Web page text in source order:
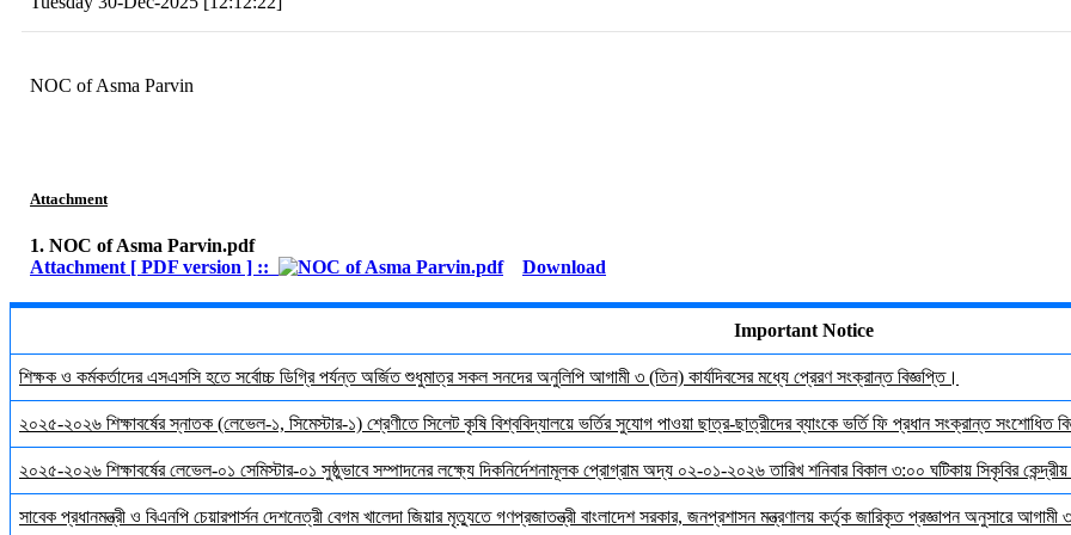
NOC of Asma Parvin
Attachment
1. NOC of Asma Parvin.pdf
Attachment [ PDF version ] ::
Download
Important Notice
শিক্ষক ও কর্মকর্তাদের এসএসসি হতে সর্বোচ্চ ডিগ্রি পর্যন্ত অর্জিত শুধুমাত্র সকল সনদের অনুলিপি আগামী ৩ (তিন) কার্যদিবসের মধ্যে প্রেরণ সংক্রান্ত বিজ্ঞপ্তি।
২০২৫-২০২৬ শিক্ষাবর্ষের স্নাতক (লেভেল-১, সিমেস্টার-১) শ্রেণীতে সিলেট কৃষি বিশ্ববিদ্যালয়ে ভর্তির সুযোগ পাওয়া ছাত্র-ছাত্রীদের ব্যাংকে ভর্তি ফি প্রধান সংক্রান্ত সংশোধিত
২০২৫-২০২৬ শিক্ষাবর্ষের লেভেল-০১ সেমিস্টার-০১ সুষ্ঠুভাবে সম্পাদনের লক্ষ্যে দিকনির্দেশনামূলক প্রোগ্রাম অদ্য ০২-০১-২০২৬ তারিখ শনিবার বিকাল ৩:০০ ঘটিকায় সিকৃবির
সাবেক প্রধানমন্ত্রী ও বিএনপি চেয়ারপার্সন দেশনেত্রী বেগম খালেদা জিয়ার মৃত্যুতে গণপ্রজাতন্ত্রী বাংলাদেশ সরকার, জনপ্রশাসন মন্ত্রণালয় কর্তৃক জারিকৃত প্রজ্ঞাপন অনুসারে